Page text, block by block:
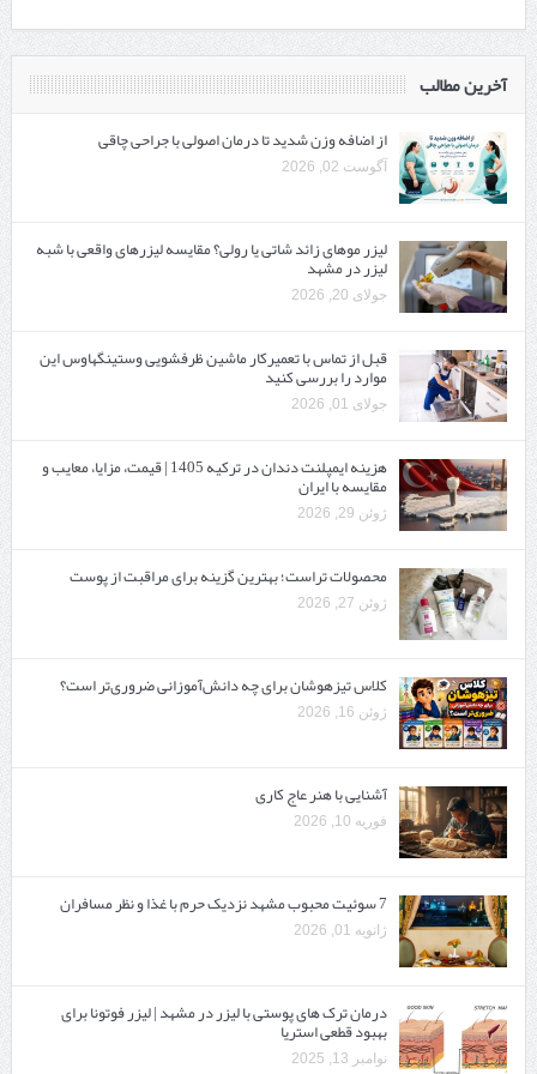
آخرین مطالب
از اضافه وزن شدید تا درمان اصولی با جراحی چاقی
آگوست 02, 2026
لیزر موهای زائد شاتی یا رولی؟ مقایسه لیزرهای واقعی با شبه‌
لیزر در مشهد
جولای 20, 2026
قبل از تماس با تعمیرکار ماشین ظرفشویی وستینگهاوس این
موارد را بررسی کنید
جولای 01, 2026
هزینه ایمپلنت دندان در ترکیه 1405 | قیمت، مزایا، معایب و
مقایسه با ایران
ژوئن 29, 2026
محصولات تراست؛ بهترین گزینه برای مراقبت از پوست
ژوئن 27, 2026
کلاس تیزهوشان برای چه دانش‌آموزانی ضروری‌تر است؟
ژوئن 16, 2026
آشنایی با هنر عاج کاری
فوریه 10, 2026
7 سوئیت محبوب مشهد نزدیک حرم با غذا و نظر مسافران
ژانویه 01, 2026
درمان ترک های پوستی با لیزر در مشهد | لیزر فوتونا برای
بهبود قطعی استریا
نوامبر 13, 2025